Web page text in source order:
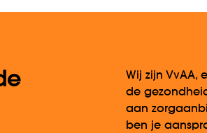
Wij zijn VvAA,
de
aan
ben je